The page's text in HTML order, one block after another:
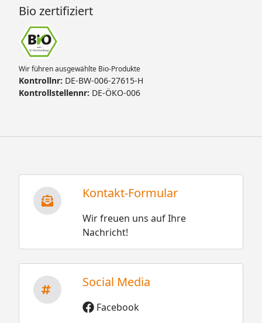
Bio zertifiziert
Wir führen ausgewählte Bio-Produkte
Kontrollnr: DE-BW-006-27615-H
Kontrollstellennr: DE-ÖKO-006
Kontakt-Formular
Wir freuen uns auf Ihre
Nachricht!
Social Media
Facebook